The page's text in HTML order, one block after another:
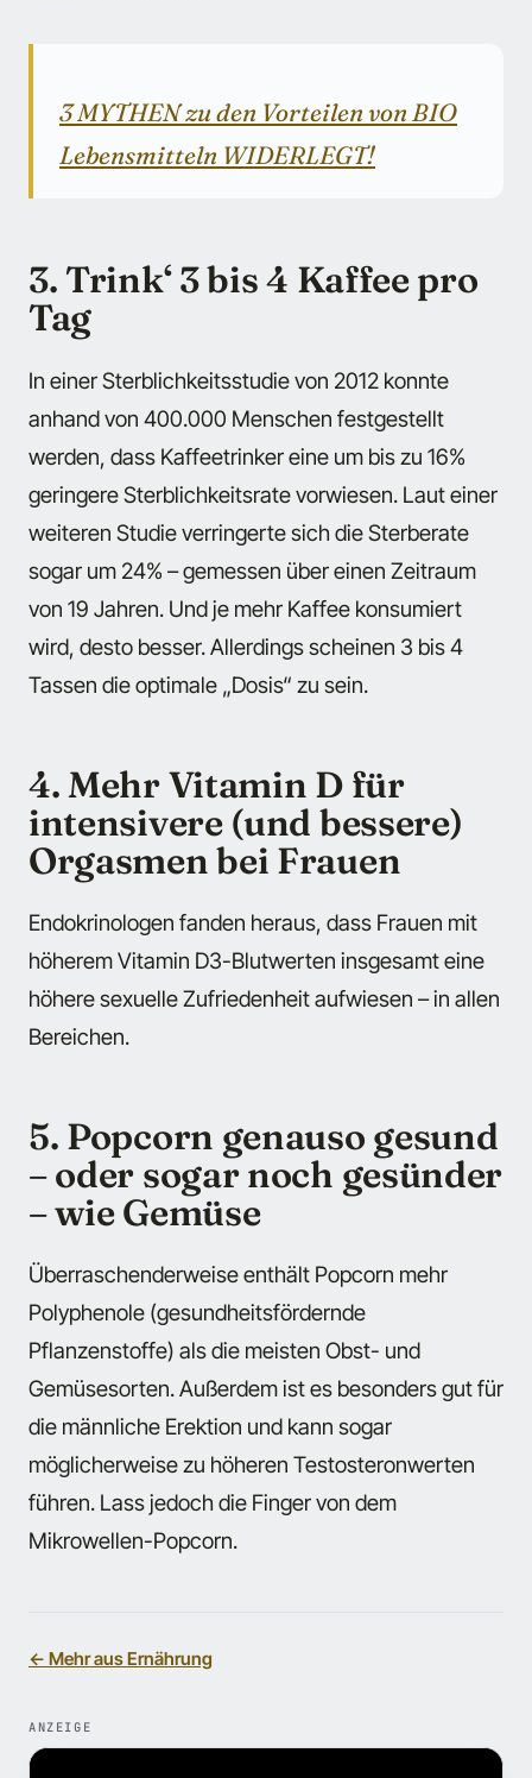
3 MYTHEN zu den Vorteilen von BIO
Lebensmitteln WIDERLEGT!
3. Trink‘ 3 bis 4 Kaffee pro
Tag
In einer Sterblichkeitsstudie von 2012 konnte
anhand von 400.000 Menschen festgestellt
werden, dass Kaffeetrinker eine um bis zu 16%
geringere Sterblichkeitsrate vorwiesen. Laut einer
weiteren Studie verringerte sich die Sterberate
sogar um 24% – gemessen über einen Zeitraum
von 19 Jahren. Und je mehr Kaffee konsumiert
wird, desto besser. Allerdings scheinen 3 bis 4
Tassen die optimale „Dosis“ zu sein.
4. Mehr Vitamin D für
intensivere (und bessere)
Orgasmen bei Frauen
Endokrinologen fanden heraus, dass Frauen mit
höherem Vitamin D3-Blutwerten insgesamt eine
höhere sexuelle Zufriedenheit aufwiesen – in allen
Bereichen.
5. Popcorn genauso gesund
– oder sogar noch gesünder
– wie Gemüse
Überraschenderweise enthält Popcorn mehr
Polyphenole (gesundheitsfördernde
Pflanzenstoffe) als die meisten Obst- und
Gemüsesorten. Außerdem ist es besonders gut für
die männliche Erektion und kann sogar
möglicherweise zu höheren Testosteronwerten
führen. Lass jedoch die Finger von dem
Mikrowellen-Popcorn.
← Mehr aus Ernährung
ANZEIGE